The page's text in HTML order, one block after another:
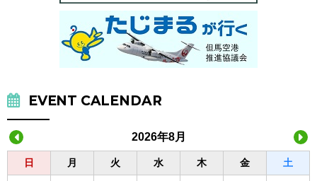
EVENT CALENDAR
2026年8月
日 月 火 水 木 金 土